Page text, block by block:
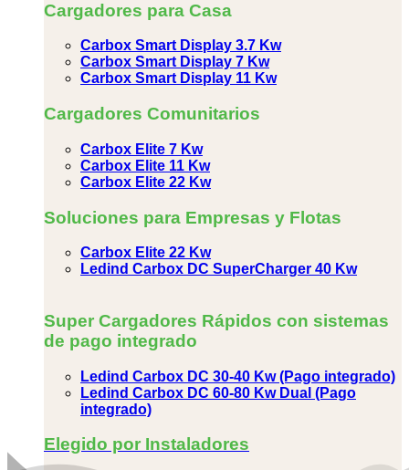
Cargadores para Casa
Carbox Smart Display 3.7 Kw
Carbox Smart Display 7 Kw
Carbox Smart Display 11 Kw
Cargadores Comunitarios
Carbox Elite 7 Kw
Carbox Elite 11 Kw
Carbox Elite 22 Kw
Soluciones para Empresas y Flotas
Carbox Elite 22 Kw
Ledind Carbox DC SuperCharger 40 Kw
Super Cargadores Rápidos con sistemas
de pago integrado
Ledind Carbox DC 30-40 Kw (Pago integrado)
Ledind Carbox DC 60-80 Kw Dual (Pago
integrado)
Elegido por Instaladores